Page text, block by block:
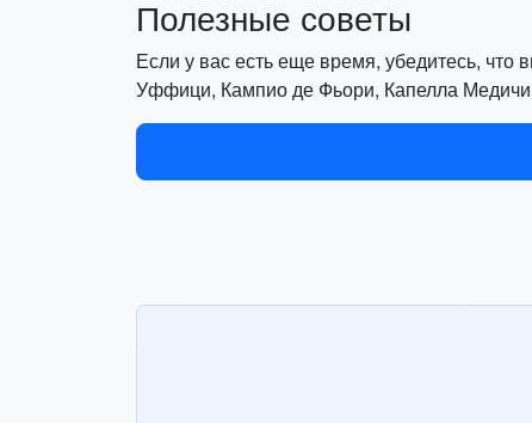
Полезные советы
Если у вас есть еще время, убедитесь, что
Уффици, Кампио де Фьори, Капелла